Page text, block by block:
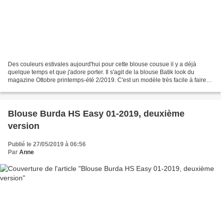
Des couleurs estivales aujourd'hui pour cette blouse cousue il y a déjà
quelque temps et que j'adore porter. Il s'agit de la blouse Batik look du
magazine Ottobre printemps-été 2/2019. C'est un modèle très facile à faire.
Blouse Burda HS Easy 01-2019, deuxième
version
Publié le 27/05/2019 à 06:56
Par Anne